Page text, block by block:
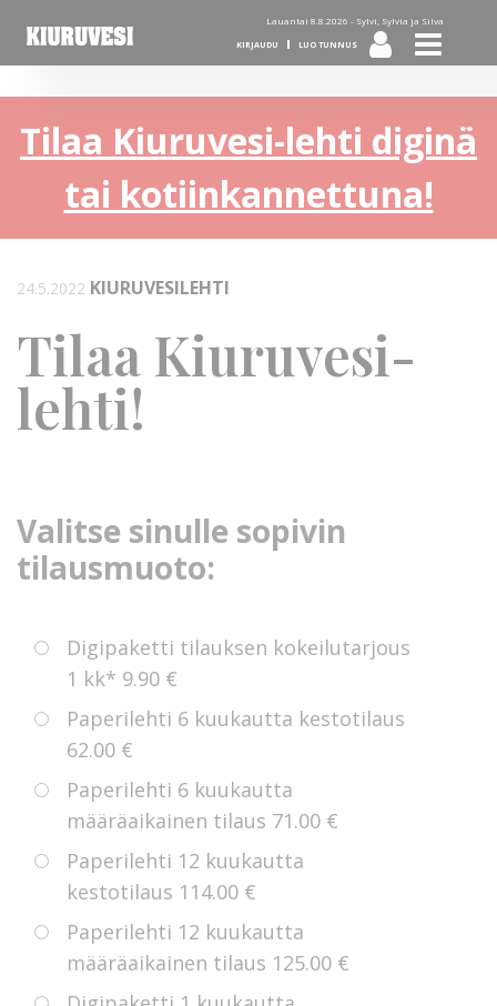
Lauantai 8.8.2026 - Sylvi, Sylvia ja Silva
KIRJAUDU LUO TUNNUS
Tilaa Kiuruvesi-lehti diginä
tai kotiinkannettuna!
24.5.2022 KIURUVESILEHTI
Tilaa Kiuruvesi-
lehti!
Valitse sinulle sopivin
tilausmuoto:
Digipaketti tilauksen kokeilutarjous
1 kk* 9.90 €
Paperilehti 6 kuukautta kestotilaus
62.00 €
Paperilehti 6 kuukautta
määräaikainen tilaus 71.00 €
Paperilehti 12 kuukautta
kestotilaus 114.00 €
Paperilehti 12 kuukautta
määräaikainen tilaus 125.00 €